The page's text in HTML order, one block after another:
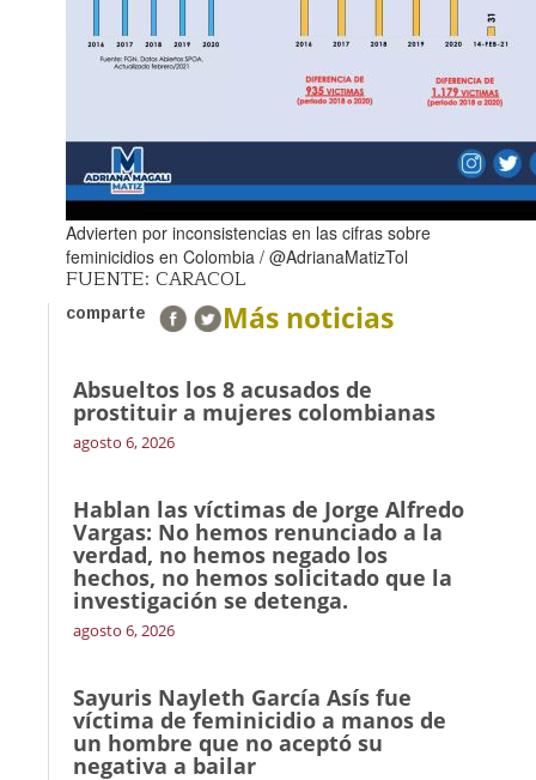
Advierten por inconsistencias en las cifras sobre
feminicidios en Colombia / @AdrianaMatizTol
FUENTE: CARACOL
comparte Más noticias
Absueltos los 8 acusados de
prostituir a mujeres colombianas
agosto 6, 2026
Hablan las víctimas de Jorge Alfredo
Vargas: No hemos renunciado a la
verdad, no hemos negado los
hechos, no hemos solicitado que la
investigación se detenga.
agosto 6, 2026
Sayuris Nayleth García Asís fue
víctima de feminicidio a manos de
un hombre que no aceptó su
negativa a bailar